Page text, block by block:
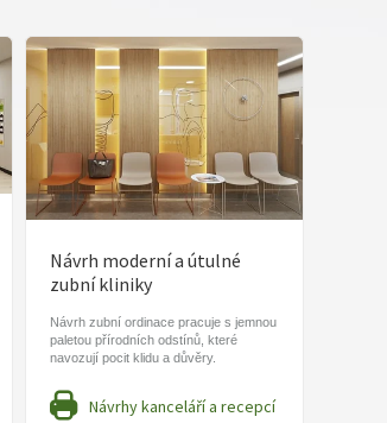
Návrh moderní a útulné
zubní kliniky
Návrh zubní ordinace pracuje s jemnou
paletou přírodních odstínů, které
navozují pocit klidu a důvěry.
Návrhy kanceláří a recepcí